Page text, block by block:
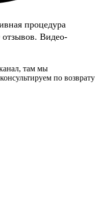
процедура
отзывов. Видео-
там мы
по возврату